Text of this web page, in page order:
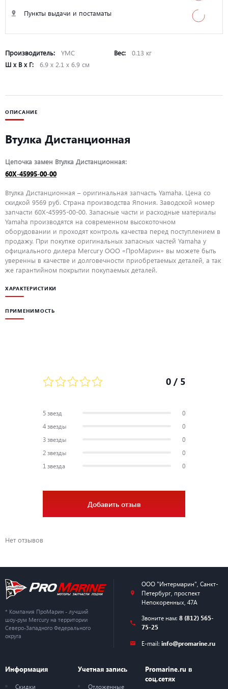
Пункты выдачи и постаматы
Производитель: YMC Вес:
0.13 кг
Ш х В х Г:
6.9 х 2.1 х 6.9 см
ОПИСАНИЕ
Втулка Дистанционная
Цепочка замен Втулка Дистанционная:
60X-45995-00-00
Втулка Дистанционная – оригинальная запчасть Yamaha. Цена со
скидкой 9569 руб. Страна производства Япония. Заводской номер
запчасти 60X-45995-00-00. Запасные части и расходные материалы
Yamaha производятся на современном высокоточном
оборудовании и проходят контроль качества перед поступлением в
продажу. При покупке оригинальных запасных частей Yamaha у
официального дилера Mercury ООО «ПроМарин» вы можете быть
уверенны в качестве и долговечности приобретаемых деталей, а так
же гарантийном покрытии покупаемых деталей.
ХАРАКТЕРИСТИКИ
ПРИМЕНИМОСТЬ
0 / 5
5 звезд
0
4 звезды
0
3 звезды
0
2 звезды
0
1 звезда
0
Добавить отзыв
Нет отзывов
* Компания ПроМарин - лучший
шоу-рум Mercury на территории
Северо-Западного Федерального
округа
ООО "Интермарин" Санкт-
Петербург, проспект
Непокоренных, 47А
Звоните нам: 8 (812) 565-
75-25
E-mail: info@promarine.ru
Информация
Скидки
Учетная запись
Отложенные
Promarine.ru в
соц.сетях